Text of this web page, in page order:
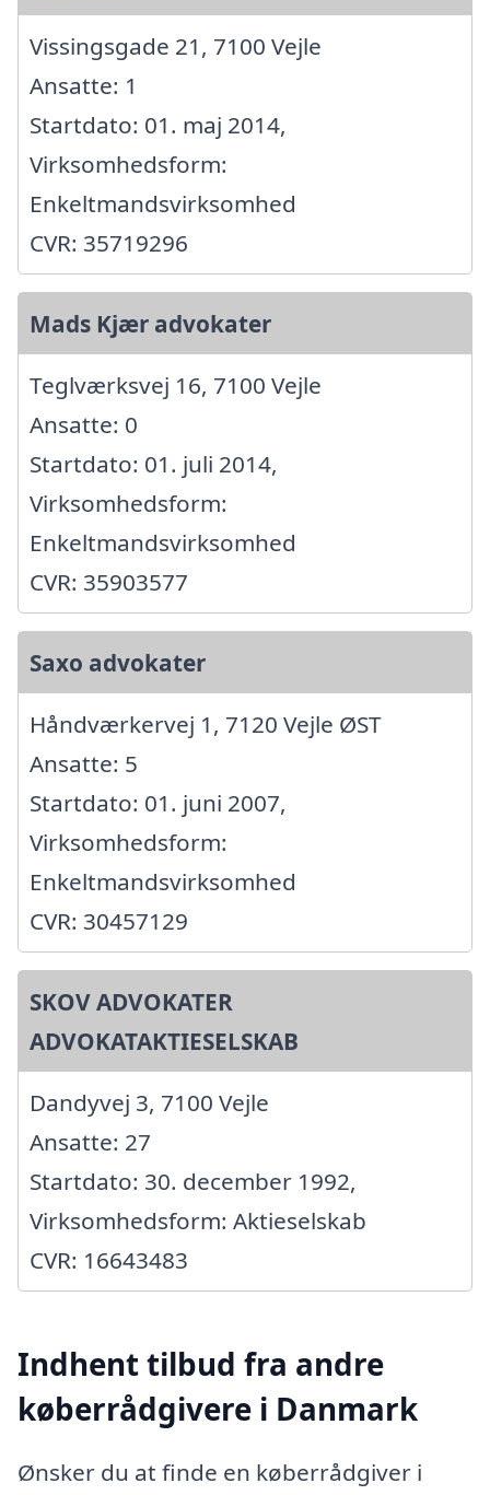
Vissingsgade 21, 7100 Vejle
Ansatte: 1
Startdato: 01. maj 2014,
Virksomhedsform:
Enkeltmandsvirksomhed
CVR: 35719296
Mads Kjær advokater
Teglværksvej 16, 7100 Vejle
Ansatte: 0
Startdato: 01. juli 2014,
Virksomhedsform:
Enkeltmandsvirksomhed
CVR: 35903577
Saxo advokater
Håndværkervej 1, 7120 Vejle ØST
Ansatte: 5
Startdato: 01. juni 2007,
Virksomhedsform:
Enkeltmandsvirksomhed
CVR: 30457129
SKOV ADVOKATER
ADVOKATAKTIESELSKAB
Dandyvej 3, 7100 Vejle
Ansatte: 27
Startdato: 30. december 1992,
Virksomhedsform: Aktieselskab
CVR: 16643483
Indhent tilbud fra andre
køberrådgivere i Danmark
Ønsker du at finde en køberrådgiver i